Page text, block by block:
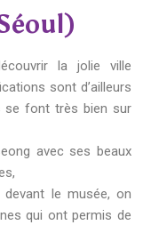
la jolie ville
sont d’ailleurs
se font très bien sur
avec ses beaux
le musée, on
qui ont permis de